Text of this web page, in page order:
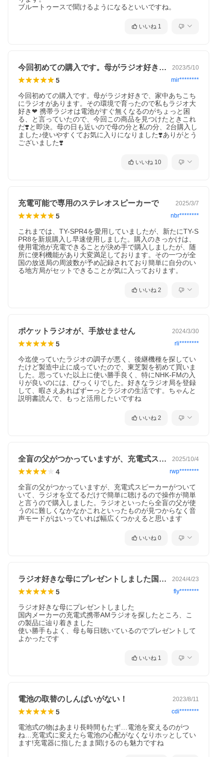
ブルートゥースで聞けるようになるといいですね。
いいね 1
今回初めての購入です。母がラジオ好きで… 2023/5/10
5 mir********
今回初めての購入です。母がラジオ好きで、家中あちこち
にラジオがあります。その環境で育ったので私もラジオ大
好き❤ 携帯ラジオは電池がすぐ無くなるのがちょっと困
る、と言っていたので、今回この商品を見つけたときこれ
だ❣️と即決。母の日も近いので母の分と私の分、2台購入し
ました♪使いやすくてお気に入りになりました❣️ありがとう
ございました❣️
いいね 10
充電可能で専用のステレオスピーカーで 2025/3/7
5 nbr********
これまでは、TY-SPR4を愛用していましたが、新たにTY-S
PR8を新規購入し早速使用しました。購入のきっかけは、
使用電池が充電できることが決め手で購入しましたが、随
所に便利機能があり大変満足しております。その一つが全
国の放送局の周波数が予め記録されており簡単に自分のい
る地方局がセットできることが気に入っております。
いいね 2
ポケットラジオが、手放せません 2024/3/30
5 rli********
今迄使っていたラジオの調子が悪く、後継機種を探してい
たけど製造中止に成っていたので、東芝製を初めて買いま
した。思っていた以上に使い勝手良く、特にNHK-FMの入
りが良いのには、びっくりでした。好きなラジオ局を登録
して、暇さえあればずーっとラジオの生活です。ちゃんと
説明書読んで、もっと活用したいですね
いいね 2
全盲の父がつかっていますが、充電式スピ… 2025/10/4
4 rwp********
全盲の父がつかっていますが、充電式スピーカーがついて
いて、ラジオを立てるだけで簡単に聴けるので操作が簡単
と言うので購入しました。ラジオといったら全盲の父が使
うのに難しくなかなかこれといったものが見つからなく音
いいね 0
ラジオ好きな母にプレゼントしました国内… 2024/4/23
5 fly********
ラジオ好きな母にプレゼントしました
国内メーカーの充電式携帯AMラジオを探したところ、こ
の製品に辿り着きました
使い勝手もよく、母も毎日聴いているのでプレゼントして
よかったです
いいね 1
電池の取替のしんぱいがない！ 2023/8/11
5 cdi********
電池式の物はあまり長時間もたず…電池を変えるのがつ
ね…充電式に変えたら電池の心配がなくなりホッとしてい
ます!充電器に指したまま聞けるのも魅力ですね